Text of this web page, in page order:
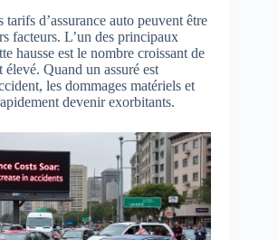
d’assurance auto peuvent être
facteurs. L’un des principaux
hausse est le nombre croissant de
élevé. Quand un assuré est
les dommages matériels et
devenir exorbitants.